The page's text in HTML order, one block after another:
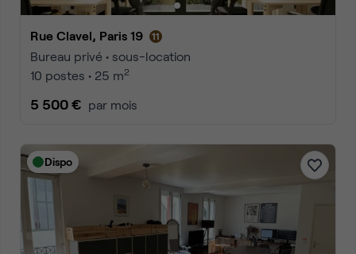
Rue Clavel, Paris 19
Bureau privé • sous-location
10 postes • 25 m2
5 500 € par mois
Dispo